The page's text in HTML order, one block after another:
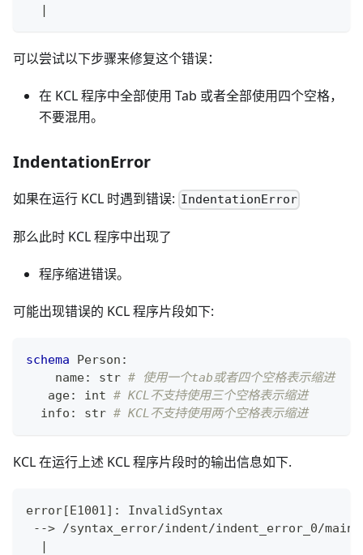
|
可以尝试以下步骤来修复这个错误：
在 KCL 程序中全部使用 Tab 或者全部使用四个空格，
不要混用。
IndentationError
如果在运行 KCL 时遇到错误: IndentationError
那么此时 KCL 程序中出现了
程序缩进错误。
可能出现错误的 KCL 程序片段如下:
schema Person :
    name
: str # 使用一个tab或者四个空格表示缩进
   age
: int # KCL不支持使用三个空格表示缩进
  info
: str # KCL不支持使用两个空格表示缩进
KCL 在运行上述 KCL 程序片段时的输出信息如下.
error [ E1001] : InvalidSyntax
--> /syntax_error/indent/indent_error_0/